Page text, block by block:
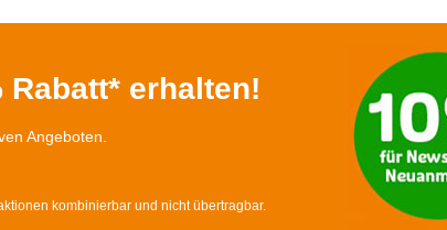
erhalten!
Angeboten.
kombinierbar und nicht übertragbar.